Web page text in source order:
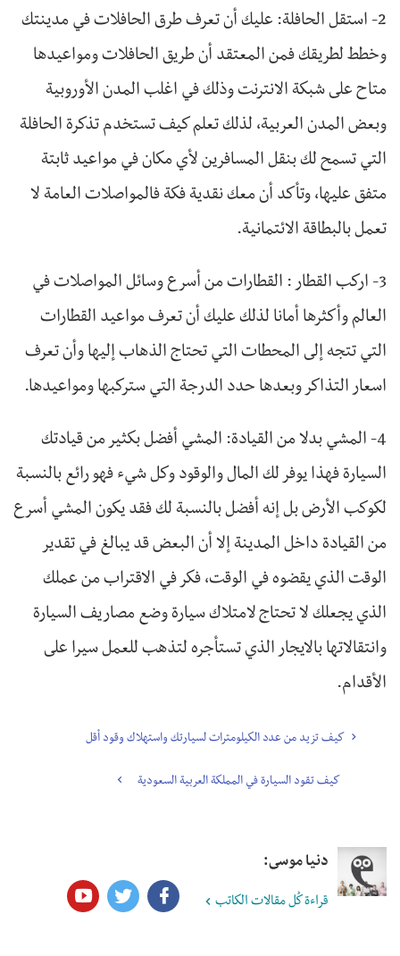
2- استقل الحافلة: عليك أن تعرف طرق الحافلات في مدينتك
وخطط لطريقك فمن المعتقد أن طريق الحافلات ومواعيدها
متاح على شبكة الانترنت وذلك في اغلب المدن الأوروبية
وبعض المدن العربية، لذلك تعلم كيف تستخدم تذكرة الحافلة
التي تسمح لك بنقل المسافرين لأي مكان في مواعيد ثابتة
متفق عليها، وتأكد أن معك نقدية فكة فالمواصلات العامة لا
تعمل بالبطاقة الائتمانية.
3- اركب القطار : القطارات من أسرع وسائل المواصلات في
العالم وأكثرها أمانا لذلك عليك أن تعرف مواعيد القطارات
التي تتجه إلى المحطات التي تحتاج الذهاب إليها وأن تعرف
اسعار التذاكر وبعدها حدد الدرجة التي ستركبها ومواعيدها.
4- المشي بدلا من القيادة: المشي أفضل بكثير من قيادتك
السيارة فهذا يوفر لك المال والوقود وكل شيء فهو رائع بالنسبة
لكوكب الأرض بل إنه أفضل بالنسبة لك فقد يكون المشي أسرع
من القيادة داخل المدينة إلا أن البعض قد يبالغ في تقدير
الوقت الذي يقضوه في الوقت، فكر في الاقتراب من عملك
الذي يجعلك لا تحتاج لامتلاك سيارة وضع مصاريف السيارة
وانتقالاتها بالايجار الذي تستأجره لتذهب للعمل سيرا على
الأقدام.
كيف تزيد من عدد الكيلومترات لسيارتك واستهلاك وقود أقل
كيف تقود السيارة في المملكة العربية السعودية
دنيا موسى:
قراءة كُل مقالات الكاتب